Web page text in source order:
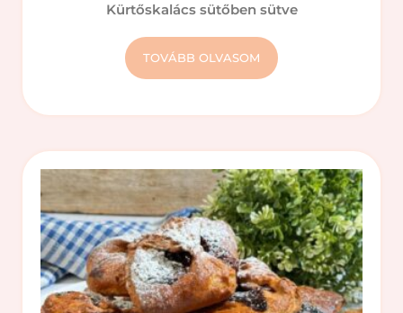
Kürtőskalács sütőben sütve
TOVÁBB OLVASOM